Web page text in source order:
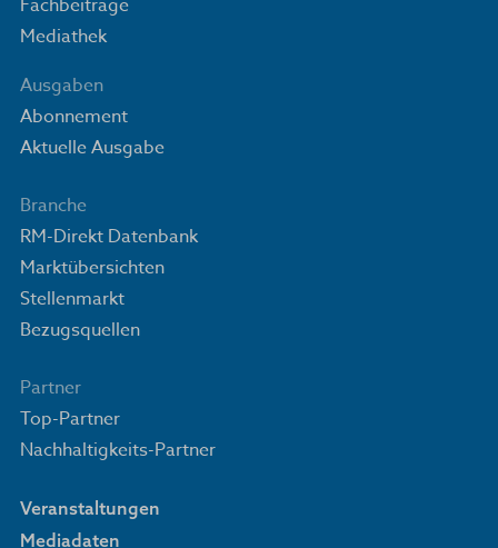
Fachbeiträge
Mediathek
Ausgaben
Abonnement
Aktuelle Ausgabe
Branche
RM-Direkt Datenbank
Marktübersichten
Stellenmarkt
Bezugsquellen
Partner
Top-Partner
Nachhaltigkeits-Partner
Veranstaltungen
Mediadaten